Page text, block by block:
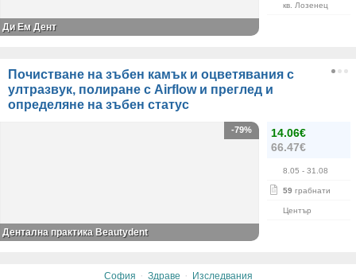
кв. Лозенец
Ди Ем Дент
Почистване на зъбен камък и оцветявания с
ултразвук, полиране с Airflow и преглед и
определяне на зъбен статус
14.06€
66.47€
8.05 - 31.08
59 грабнати
Център
-79%
Дентална практика Beautydent
София · Здраве · Изследвания